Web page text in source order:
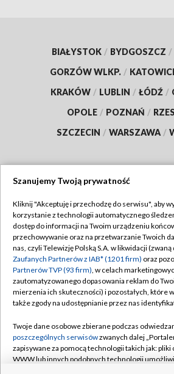
BIAŁYSTOK / BYDGOSZCZ /
GORZÓW WLKP. /
KRAKÓW / LUBLIN / ŁÓDŹ /
OPOLE / POZNAŃ /
SZCZECIN / WARSZAWA /
TVP
Abonament TVP
Emisja w TVP
Centrum informacji TVP
Naziemna Telewizja Cyfrowa
Rada Programowa
System NOS
Regulamin TVP
Polityka
Moje zgody
Pomoc
Kontakt
Szanujemy Twoją prywatność
Kliknij "Akceptuję i przechodzę do serwisu", aby
korzystanie z technologii automatycznego
dostęp do informacji na Twoim urządzeniu
przechowywanie oraz na przetwarzanie Twoich
nas, czyli Telewizję Polską S.A. w likwidacji (zwaną
Zaufanych Partnerów z IAB* (1201 firm) oraz
Partnerów TVP (93 firm), w celach
zautomatyzowanego dopasowania reklam do
mierzenia ich skuteczności) i pozostałych, które
także zgody na udostępnianie przez nas
Twoje dane osobowe zbierane podczas
poszczególnych serwisówzwanych dalej
zapisywane za pomocą technologii takich jak:
WWW lub innych podobnych technologii